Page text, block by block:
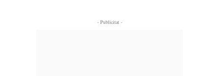
- Publicitat -